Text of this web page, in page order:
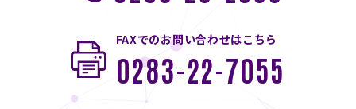
FAXでのお問い合わせはこちら
0283-22-7055